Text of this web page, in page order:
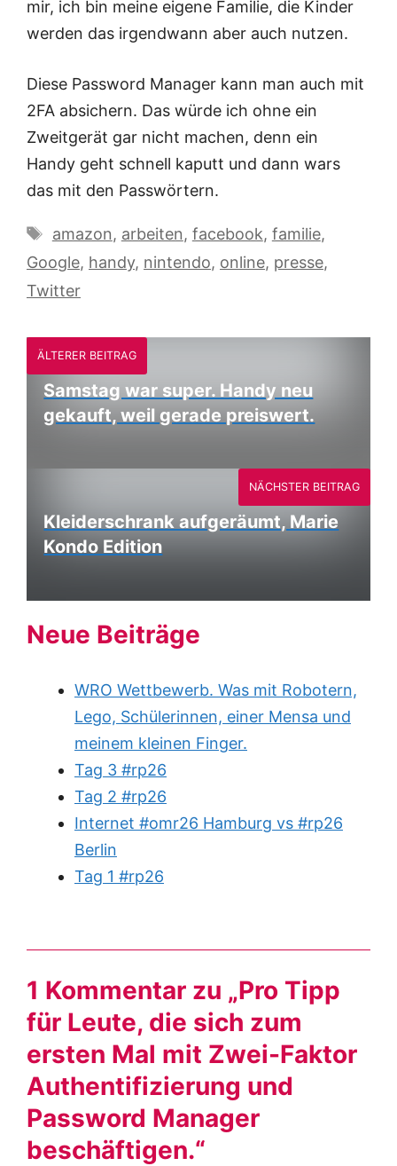
mir, ich bin meine eigene Familie, die Kinder
werden das irgendwann aber auch nutzen.
Diese Password Manager kann man auch mit
2FA absichern. Das würde ich ohne ein
Zweitgerät gar nicht machen, denn ein
Handy geht schnell kaputt und dann wars
das mit den Passwörtern.
Schlagwörter
amazon, arbeiten, facebook, familie,
Google, handy, nintendo, online, presse,
Twitter
ÄLTERER BEITRAG
Samstag war super. Handy neu
gekauft, weil gerade preiswert.
Kleiderschrank aufgeräumt, Marie
Kondo Edition
NÄCHSTER BEITRAG
Neue Beiträge
WRO Wettbewerb. Was mit Robotern,
Lego, Schülerinnen, einer Mensa und
meinem kleinen Finger.
Tag 3 #rp26
Tag 2 #rp26
Internet #omr26 Hamburg vs #rp26
Berlin
Tag 1 #rp26
1 Kommentar zu „Pro Tipp
für Leute, die sich zum
ersten Mal mit Zwei-Faktor
Authentifizierung und
Password Manager
beschäftigen.“